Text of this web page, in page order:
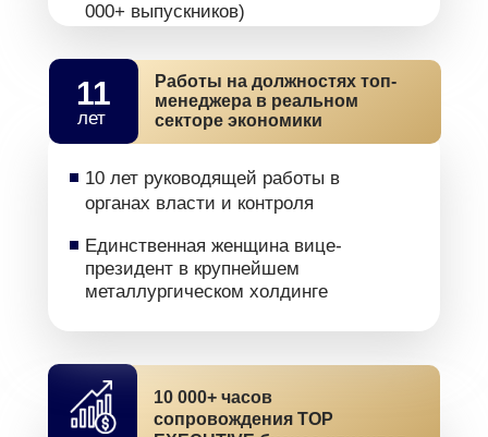
10 000+ часов
сопровождения TOP
000+ выпускников)
10 лет руководящей работы в
органах власти и контроля
Единственная женщина вице-
президент в крупнейшем
металлургическом холдинге
лет
11
Работы на должностях топ-
менеджера в реальном
секторе экономики